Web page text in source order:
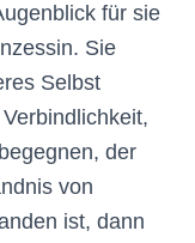
für sie
Sie
Selbst
der
von
ist, dann